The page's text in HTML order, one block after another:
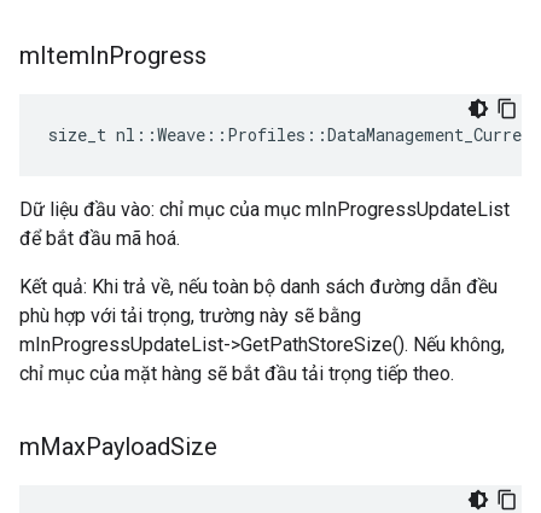
mItemInProgress
size_t
Dữ liệu đầu vào: chỉ mục của mục mInProgressUpdateList
để bắt đầu mã hoá.
Kết quả: Khi trả về, nếu toàn bộ danh sách đường dẫn đều
phù hợp với tải trọng, trường này sẽ bằng
mInProgressUpdateList->GetPathStoreSize(). Nếu không,
chỉ mục của mặt hàng sẽ bắt đầu tải trọng tiếp theo.
mMaxPayloadSize